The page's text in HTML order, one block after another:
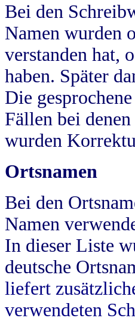
Bei den
Namen wurden
verstanden hat,
haben. Später
Die
Fällen bei
wurden
Ortsnamen
Bei den
Namen
In dieser Liste
deutsche
liefert
verwendeten